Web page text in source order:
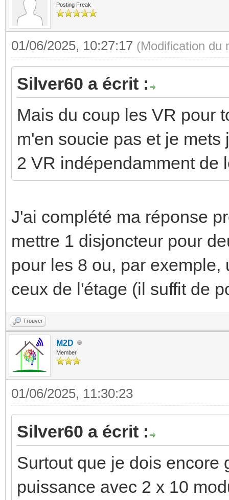
Posting Freak
01/06/2025, 10:27:17 (Modification du
Silver60 a écrit :
Mais du coup les VR pour
m'en soucie pas et je
2 VR indépendamment de
J'ai complété ma réponse
mettre 1 disjoncteur pour
pour les 8 ou, par
ceux de l'étage (il suffit de
Trouver
M2D
Member
01/06/2025, 11:30:23
Silver60 a écrit :
Surtout que je dois encore
puissance avec 2 x 10